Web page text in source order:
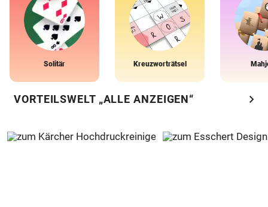
Solitär Kreuzworträtsel
VORTEILSWELT „ALLE ANZEIGEN“ chevron_right